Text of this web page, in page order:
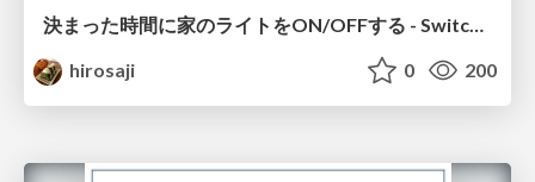
決まった時間に家のライトをON/OFFする - SwitchBotで始めるスマートホーム生活
hirosaji
0 200